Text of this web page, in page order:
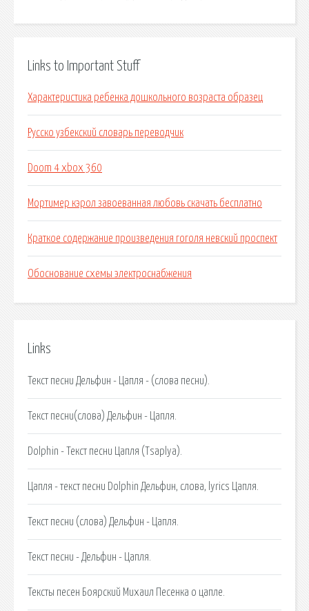
Links to Important Stuff
Характеристика ребенка дошкольного возраста образец
Русско узбекский словарь переводчик
Doom 4 xbox 360
Мортимер кэрол завоеванная любовь скачать бесплатно
Краткое содержание произведения гоголя невский проспект
Обоснование схемы электроснабжения
Links
Текст песни Дельфин - Цапля - (слова песни).
Текст песни(слова) Дельфин - Цапля.
Dolphin - Текст песни Цапля (Tsaplya).
Цапля - текст песни Dolphin Дельфин, слова, lyrics Цапля.
Текст песни (слова) Дельфин - Цапля.
Текст песни - Дельфин - Цапля.
Тексты песен Боярский Михаил Песенка о цапле.